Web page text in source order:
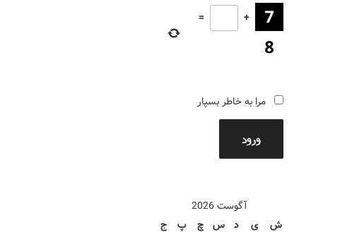
+
=
مرا به خاطر بسپار
ورود
آگوست 2026
ش
ی د س چ پ
ج